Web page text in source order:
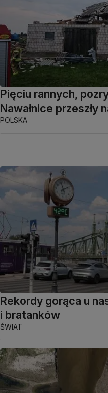
Pięciu rannych,
Nawałnice przeszły
POLSKA
Rekordy gorąca u
i bratanków
ŚWIAT